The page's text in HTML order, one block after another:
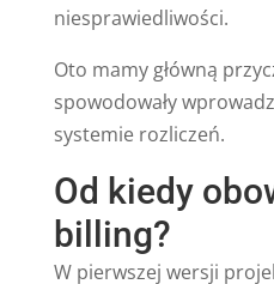
niesprawiedliwości.
Oto mamy główną
spowodowały
systemie rozliczeń.
Od kiedy
billing?
W pierwszej wersji